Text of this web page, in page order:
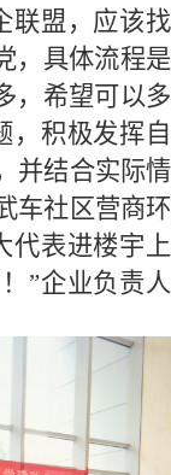
联盟，应该找
，具体流程是
，希望可以多
，积极发挥自
并结合实际情
车社区营商环
代表进楼宇上
”企业负责人